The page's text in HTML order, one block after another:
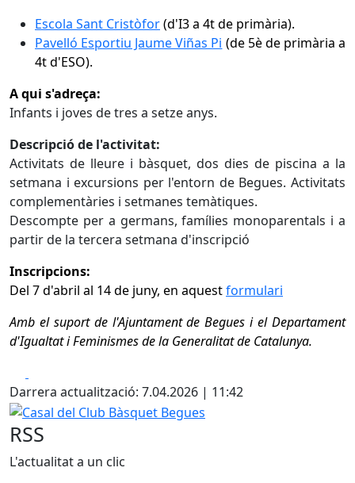
Escola Sant Cristòfor(d'I3 a 4t de primària).
Pavelló Esportiu Jaume Viñas Pi (de 5è de primària a
4t d'ESO).
A qui s'adreça:
Infants i joves de tres a setze anys.
Descripció de l'activitat:
Activitats de lleure i bàsquet, dos dies de piscina a la
setmana i excursions per l'entorn de Begues. Activitats
complementàries i setmanes temàtiques.
Descompte per a germans, famílies monoparentals i a
partir de la tercera setmana d'inscripció
Inscripcions:
Del 7 d'abril al 14 de juny, en aquestformulari
Amb el suport de l'Ajuntament de Begues i el Departament
d'Igualtat i Feminismes de la Generalitat de Catalunya.
Darrera actualització: 7.04.2026 | 11:42
Casal del Club Bàsquet Begues
RSS
L'actualitat a un clic